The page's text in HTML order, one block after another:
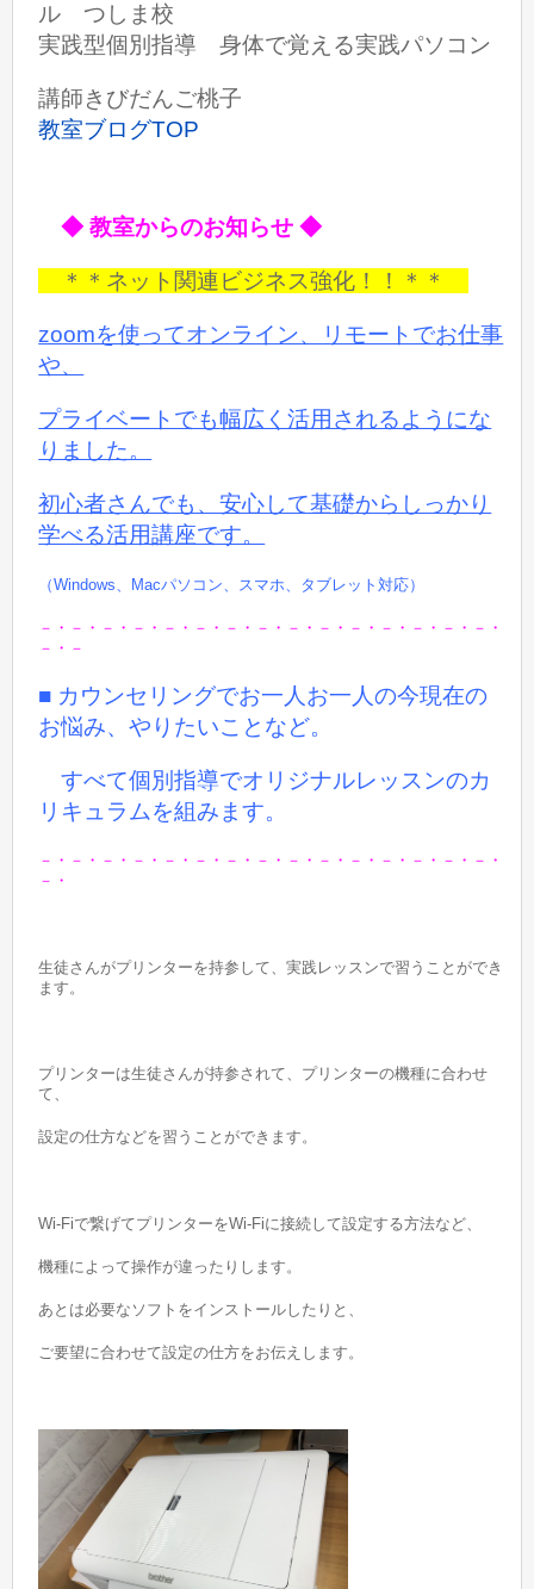
ル つしま校
実践型個別指導 身体で覚える実践パソコン
講師きびだんご桃子
教室ブログTOP
◆ 教室からのお知らせ ◆
＊＊ネット関連ビジネス強化！！＊＊
zoomを使ってオンライン、リモートでお仕事
や、
プライベートでも幅広く活用されるようにな
りました。
初心者さんでも、安心して基礎からしっかり
学べる活用講座です。
（Windows、Macパソコン、スマホ、タブレット対応）
－・－・－・－・－・－・－・－・－・－・－・－・－・－・－・
－・－
■ カウンセリングでお一人お一人の今現在の
お悩み、やりたいことなど。
すべて個別指導でオリジナルレッスンのカ
リキュラムを組みます。
－・－・－・－・－・－・－・－・－・－・－・－・－・－・－・
－・
生徒さんがプリンターを持参して、実践レッスンで習うことができ
ます。
プリンターは生徒さんが持参されて、プリンターの機種に合わせ
て、
設定の仕方などを習うことができます。
Wi-Fiで繋げてプリンターをWi-Fiに接続して設定する方法など、
機種によって操作が違ったりします。
あとは必要なソフトをインストールしたりと、
ご要望に合わせて設定の仕方をお伝えします。